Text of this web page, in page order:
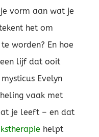
vorm aan wat je
het om
worden? En hoe
lijf dat ooit
Evelyn
vaak met
je leeft – en dat
helpt